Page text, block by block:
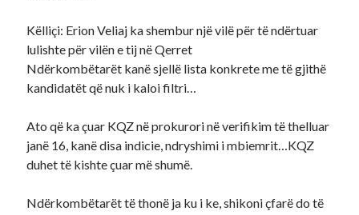
Këlliçi: Erion Veliaj ka shembur një vilë për të ndërtuar
lulishte për vilën e tij në Qerret
Ndërkombëtarët kanë sjellë lista konkrete me të gjithë
kandidatët që nuk i kaloi filtri…
Ato që ka çuar KQZ në prokurori në verifikim të thelluar
janë 16, kanë disa indicie, ndryshimi i mbiemrit…KQZ
duhet të kishte çuar më shumë.
Ndërkombëtarët të thonë ja ku i ke, shikoni çfarë do të